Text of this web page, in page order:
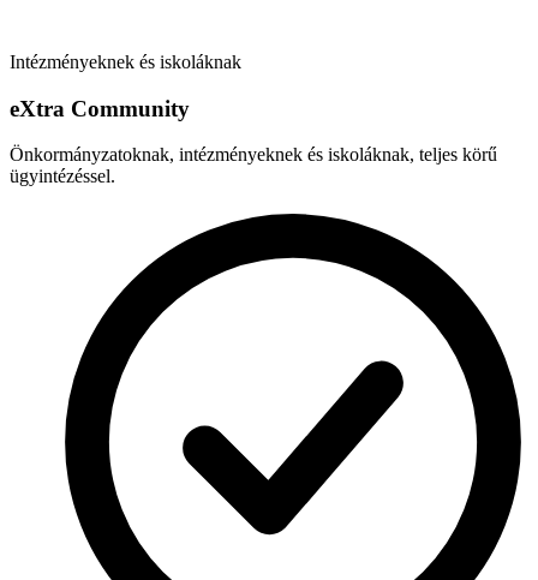
Intézményeknek és iskoláknak
eXtra Community
Önkormányzatoknak, intézményeknek és iskoláknak, teljes körű
ügyintézéssel.